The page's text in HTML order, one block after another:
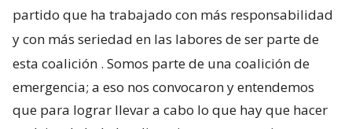
partido que ha trabajado con más responsabilidad
y con más seriedad en las labores de ser parte de
esta coalición . Somos parte de una coalición de
emergencia; a eso nos convocaron y entendemos
que para lograr llevar a cabo lo que hay que hacer